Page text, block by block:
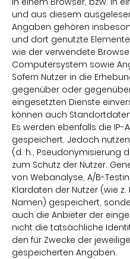
und aus diesem
Angaben gehören
und dort genutzte
wie der verwendete
Computersystem sowie
Sofern Nutzer in die
gegenüber oder
eingesetzten Dienste
können auch
Es werden ebenfalls die IP-
gespeichert. Jedoch
(d. h., Pseudonymisierung
zum Schutz der Nutzer.
von Webanalyse, A/B-
Klardaten der Nutzer (wie
Namen) gespeichert,
auch die Anbieter der
nicht die tatsächliche
den für Zwecke der
gespeicherten Angaben.